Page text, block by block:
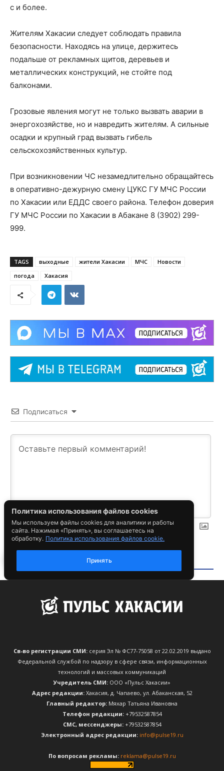
Св-во регистрации СМИ:серия Эл № ФС77-75058 от 22.02.2019 выдано
Федеральной службой по надзору в сфере связи, информационных
технологий и массовых коммуникаций
Учредитель СМИ: ООО «Пульс Хакасии»
Адрес редакции:Хакасия, д. Чапаево, ул. Абаканская, 52
Главный редактор: Мяхар Татьяна Ивановна
Телефон редакции:+79532587854
CМС, мессенджеры:+79532587854
Электронный адрес редакции: info@pulse19.ru
По вопросам рекламы: reklama@pulse19.ru